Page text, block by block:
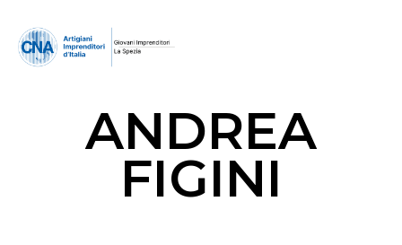
ANDREA
FIGINI